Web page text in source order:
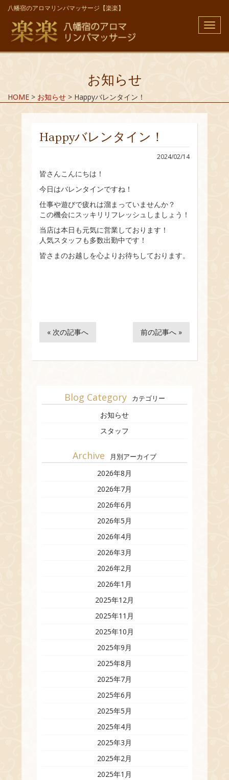
八幡宿のアロマリンパマッサージ【楽楽】
メ
ニ
お知らせ
HOME > お知らせ > Happyバレンタイン！
Happyバレンタイン！
2024/02/14
皆さんこんにちは！
今日はバレンタインですね！
仕事や遊びで疲れは溜まっていませんか？
この機会にスッキリリフレッシュしましょう！
当店は本日も元気に営業しております！
人気スタッフも多数出勤中です！
皆さまのお越しを心よりお待ちしております。
« 次の記事へ 前の記事へ »
Blog Category カテゴリー
お知らせ
スタッフ
Archive 月別アーカイブ
2026年8月
2026年7月
2026年6月
2026年5月
2026年4月
2026年3月
2026年2月
2026年1月
2025年12月
2025年11月
2025年10月
2025年9月
2025年8月
2025年7月
2025年6月
2025年5月
2025年4月
2025年3月
2025年2月
2025年1月